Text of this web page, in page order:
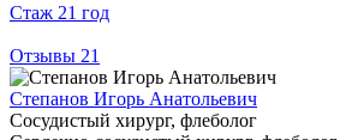
Стаж 21 год
Отзывы 21
Степанов Игорь Анатольевич
Сосудистый хирург, флеболог